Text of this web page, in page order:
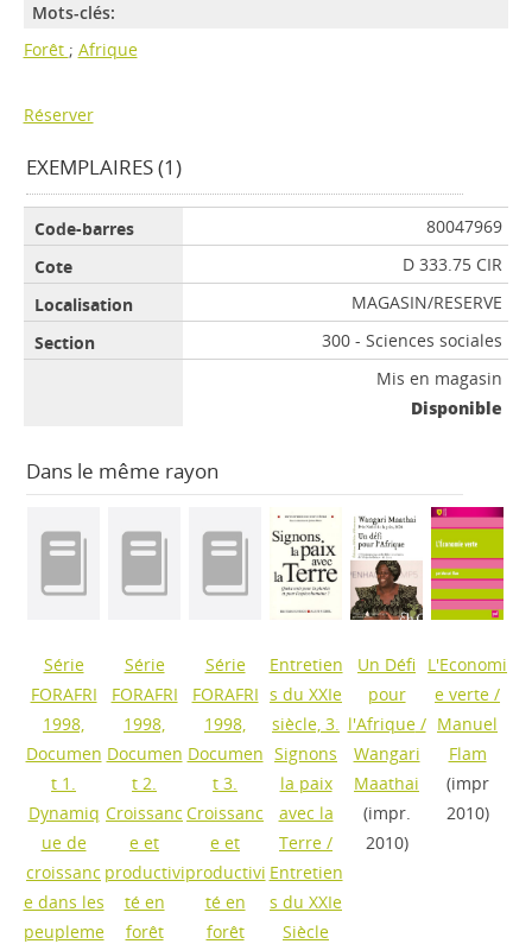
Mots-clés:
Forêt ; Afrique
Réserver
EXEMPLAIRES (1)
80047969
D 333.75 CIR
MAGASIN/RESERVE
300 - Sciences sociales
Mis en magasin
Disponible
Dans le même rayon
Série
FORAFRI
1998,
Documen
t 1.
Dynamiq
ue de
croissanc
e dans les
peupleme
Série
FORAFRI
1998,
Documen
t 2.
Croissanc
e et
productivi
té en
forêt
Série
FORAFRI
1998,
Documen
t 3.
Croissanc
e et
productivi
té en
forêt
Entretien
s du XXIe
siècle, 3.
Signons
la paix
avec la
Terre /
Entretien
s du XXIe
Siècle
Un Défi
pour
l'Afrique/
Wangari
Maathai
(impr.
2010)
L'Economi
e verte /
Manuel
Flam
(impr
2010)